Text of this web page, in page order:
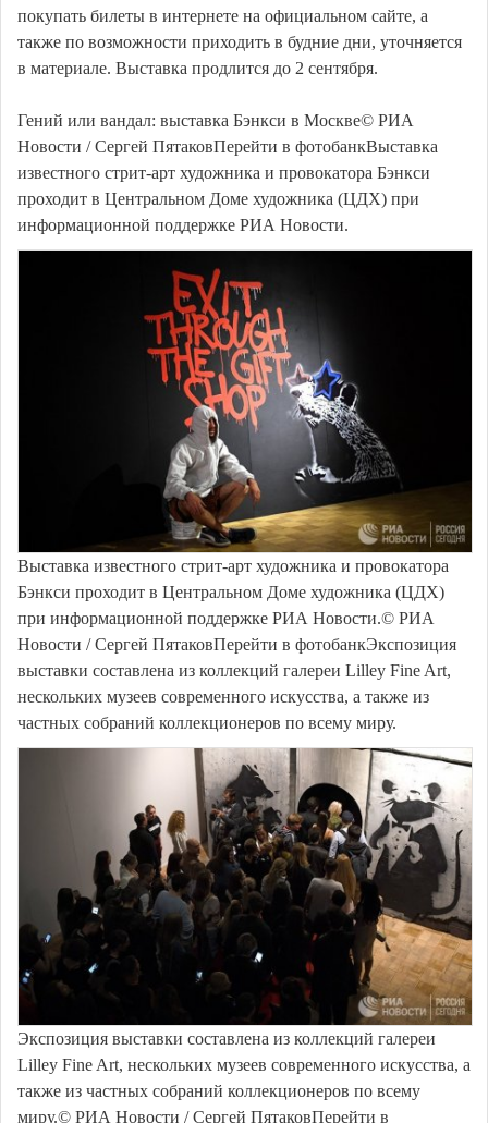
покупать билеты в интернете на официальном сайте, а
также по возможности приходить в будние дни, уточняется
в материале. Выставка продлится до 2 сентября.
Гений или вандал: выставка Бэнкси в Москве© РИА
Новости / Сергей ПятаковПерейти в фотобанкВыставка
известного стрит-арт художника и провокатора Бэнкси
проходит в Центральном Доме художника (ЦДХ) при
информационной поддержке РИА Новости.
Выставка известного стрит-арт художника и провокатора
Бэнкси проходит в Центральном Доме художника (ЦДХ)
при информационной поддержке РИА Новости.© РИА
Новости / Сергей ПятаковПерейти в фотобанкЭкспозиция
выставки составлена из коллекций галереи Lilley Fine Art,
нескольких музеев современного искусства, а также из
частных собраний коллекционеров по всему миру.
Экспозиция выставки составлена из коллекций галереи
Lilley Fine Art, нескольких музеев современного искусства, а
также из частных собраний коллекционеров по всему
миру.© РИА Новости / Сергей ПятаковПерейти в